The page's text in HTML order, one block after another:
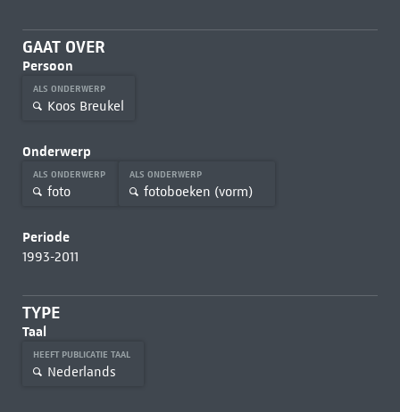
GAAT OVER
Persoon
ALS ONDERWERP
Koos Breukel
Onderwerp
ALS ONDERWERP
foto
ALS ONDERWERP
fotoboeken (vorm)
Periode
1993-2011
TYPE
Taal
HEEFT PUBLICATIE TAAL
Nederlands